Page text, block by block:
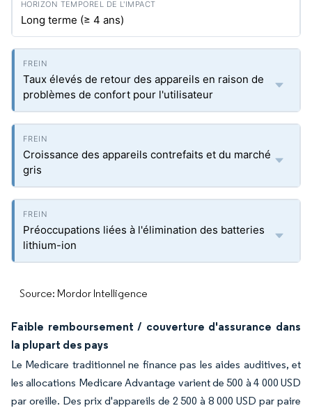
Long terme (≥ 4 ans)
Taux élevés de retour des appareils en raison de
problèmes de confort pour l'utilisateur
Croissance des appareils contrefaits et du marché
gris
Préoccupations liées à l'élimination des batteries
lithium-ion
Source: Mordor Intelligence
Faible remboursement / couverture d'assurance dans
la plupart des pays
Le Medicare traditionnel ne finance pas les aides auditives, et
les allocations Medicare Advantage varient de 500 à 4 000 USD
par oreille. Des prix d'appareils de 2 500 à 8 000 USD par paire